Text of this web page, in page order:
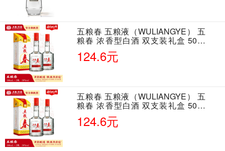
五粮春 五粮液（WULIANGYE） 五
粮春 浓香型白酒 双支装礼盒 50度
500ml*2瓶 含酒具
124.6元
五粮春 五粮液（WULIANGYE） 五
粮春 浓香型白酒 双支装礼盒 50度
500ml*2瓶 含酒具
124.6元